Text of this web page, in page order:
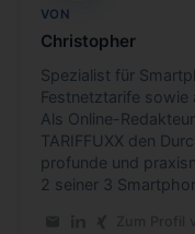
VON
Christopher
Spezialist für
Festnetztarife sowie
Als Online-
TARIFFUXX den
profunde und
2 seiner 3